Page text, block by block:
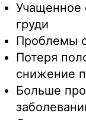
Учащенное
груди
Проблемы
Потеря
снижение
Больше